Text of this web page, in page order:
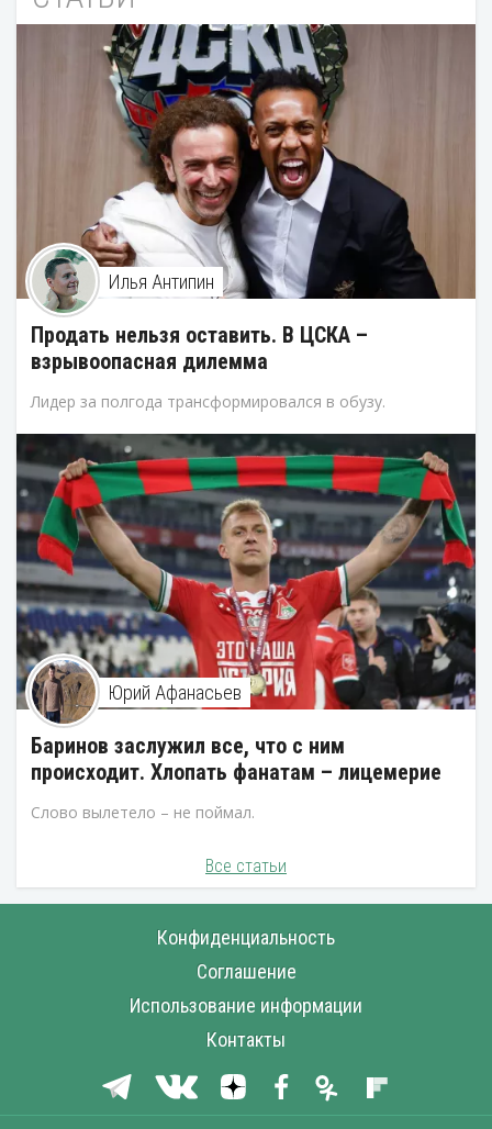
Илья Антипин
Продать нельзя оставить. В ЦСКА –
взрывоопасная дилемма
Лидер за полгода трансформировался в обузу.
Юрий Афанасьев
Баринов заслужил все, что с ним
происходит. Хлопать фанатам – лицемерие
Слово вылетело – не поймал.
Все статьи
Конфиденциальность
Соглашение
Использование информации
Контакты